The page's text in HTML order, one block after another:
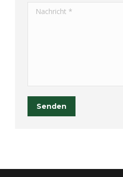
Nachricht *
Senden